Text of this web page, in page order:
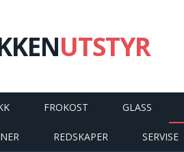
UTSTYR
FROKOST GLASS
REDSKAPER SERVISE